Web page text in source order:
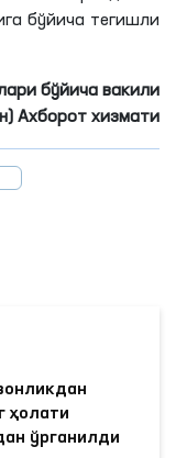
бўйича тегишли
бўйича вакили
Ахборот хизмати
ҳолати
ўрганилди